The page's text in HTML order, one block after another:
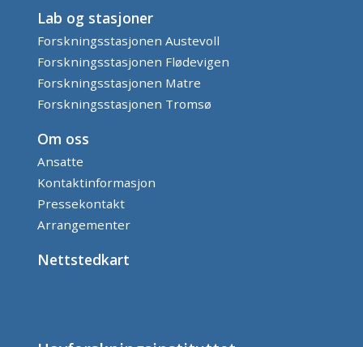
Lab og stasjoner
Forskningsstasjonen Austevoll
Forskningsstasjonen Flødevigen
Forskningsstasjonen Matre
Forskningsstasjonen Tromsø
Om oss
Ansatte
Kontaktinformasjon
Pressekontakt
Arrangementer
Nettstedkart